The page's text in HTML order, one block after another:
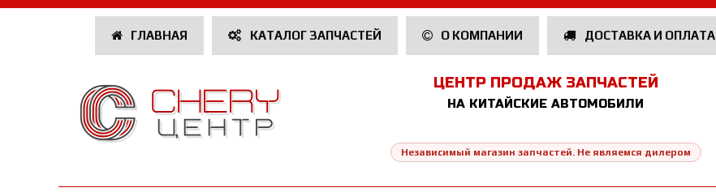
ГЛАВНАЯ КАТАЛОГ ЗАПЧАСТЕЙ О КОМПАНИИ ДОСТАВКА И ОПЛАТА
ЦЕНТР ПРОДАЖ ЗАПЧАСТЕЙ
НА КИТАЙСКИЕ АВТОМОБИЛИ
Независимый магазин запчастей. Не являемся дилером